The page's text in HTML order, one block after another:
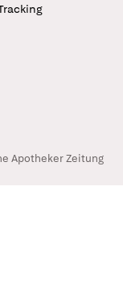
Apotheker Zeitung